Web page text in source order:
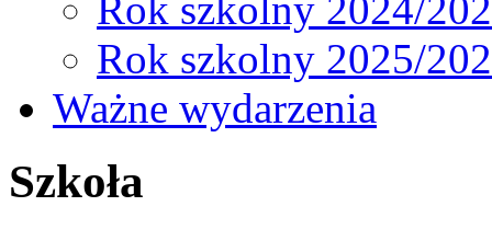
Rok szkolny 2025/
Ważne wydarzenia
Szkoła